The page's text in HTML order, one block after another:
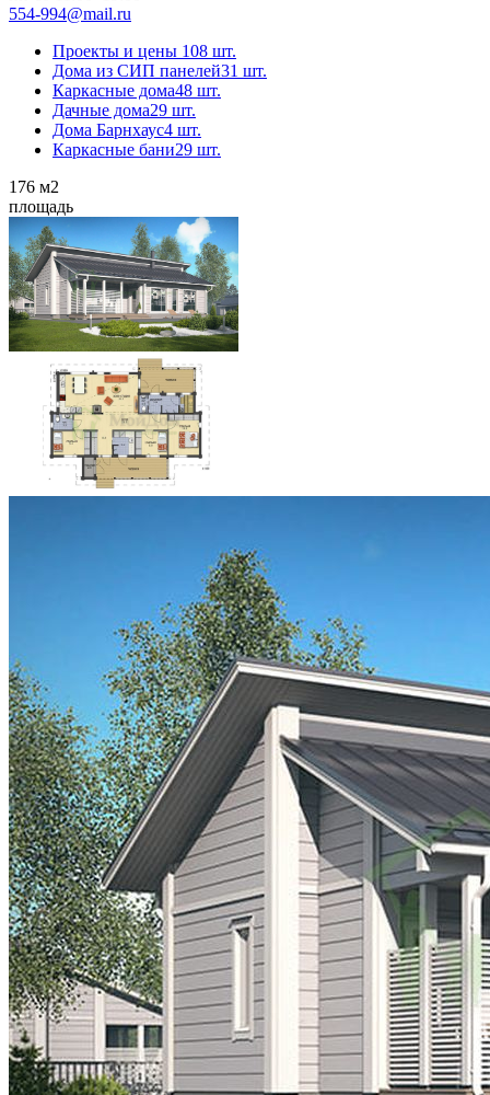
554-994@mail.ru
Проекты и цены 108 шт.
Дома из СИП панелей31 шт.
Каркасные дома48 шт.
Дачные дома29 шт.
Дома Барнхаус4 шт.
Каркасные бани29 шт.
176 м2
площадь